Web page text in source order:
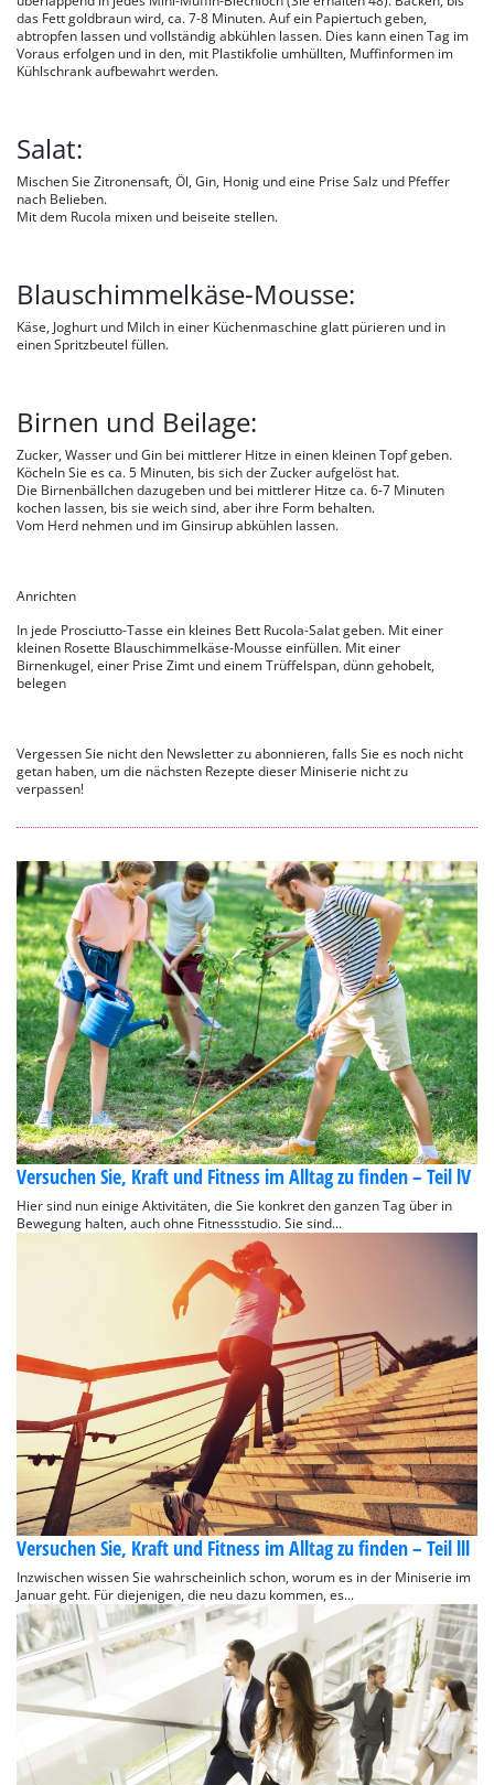
das Fett goldbraun wird, ca. 7-8 Minuten. Auf ein Papiertuch geben,
abtropfen lassen und vollständig abkühlen lassen. Dies kann einen Tag im
Voraus erfolgen und in den, mit Plastikfolie umhüllten, Muffinformen im
Kühlschrank aufbewahrt werden.
Salat:
Mischen Sie Zitronensaft, Öl, Gin, Honig und eine Prise Salz und Pfeffer
nach Belieben.
Mit dem Rucola mixen und beiseite stellen.
Blauschimmelkäse-Mousse:
Käse, Joghurt und Milch in einer Küchenmaschine glatt pürieren und in
einen Spritzbeutel füllen.
Birnen und Beilage:
Zucker, Wasser und Gin bei mittlerer Hitze in einen kleinen Topf geben.
Köcheln Sie es ca. 5 Minuten, bis sich der Zucker aufgelöst hat.
Die Birnenbällchen dazugeben und bei mittlerer Hitze ca. 6-7 Minuten
kochen lassen, bis sie weich sind, aber ihre Form behalten.
Vom Herd nehmen und im Ginsirup abkühlen lassen.
Anrichten
In jede Prosciutto-Tasse ein kleines Bett Rucola-Salat geben. Mit einer
kleinen Rosette Blauschimmelkäse-Mousse einfüllen. Mit einer
Birnenkugel, einer Prise Zimt und einem Trüffelspan, dünn gehobelt,
belegen
Vergessen Sie nicht den Newsletter zu abonnieren, falls Sie es noch nicht
getan haben, um die nächsten Rezepte dieser Miniserie nicht zu
verpassen!
Versuchen Sie, Kraft und Fitness im Alltag zu finden – Teil lV
Hier sind nun einige Aktivitäten, die Sie konkret den ganzen Tag über in
Bewegung halten, auch ohne Fitnessstudio. Sie sind...
Versuchen Sie, Kraft und Fitness im Alltag zu finden – Teil lll
Inzwischen wissen Sie wahrscheinlich schon, worum es in der Miniserie im
Januar geht. Für diejenigen, die neu dazu kommen, es...